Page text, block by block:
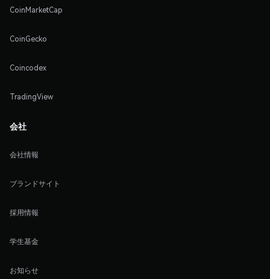
CoinMarketCap
CoinGecko
Coincodex
TradingView
会社
会社情報
ブランドサイト
採用情報
学生基金
お知らせ